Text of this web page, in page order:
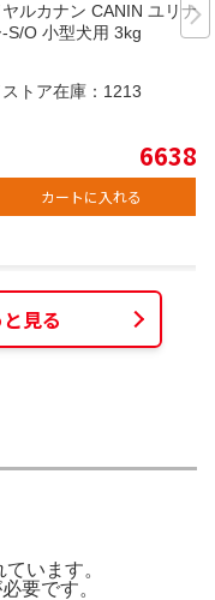
ヤルカナン CANIN ユリナ
-S/O 小型犬用 3kg
トア在庫： 1213
6638
カートに入れる
見る
います。
要です。